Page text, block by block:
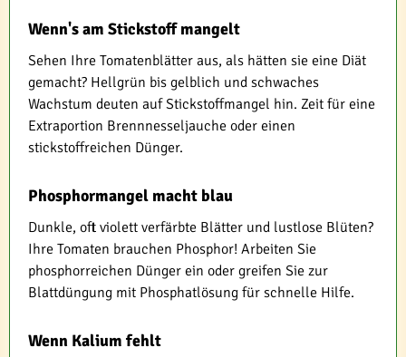
Wenn's am Stickstoff mangelt
Sehen Ihre Tomatenblätter aus, als hätten sie eine Diät
gemacht? Hellgrün bis gelblich und schwaches
Wachstum deuten auf Stickstoffmangel hin. Zeit für eine
Extraportion Brennnesseljauche oder einen
stickstoffreichen Dünger.
Phosphormangel macht blau
Dunkle, oft violett verfärbte Blätter und lustlose Blüten?
Ihre Tomaten brauchen Phosphor! Arbeiten Sie
phosphorreichen Dünger ein oder greifen Sie zur
Blattdüngung mit Phosphatlösung für schnelle Hilfe.
Wenn Kalium fehlt